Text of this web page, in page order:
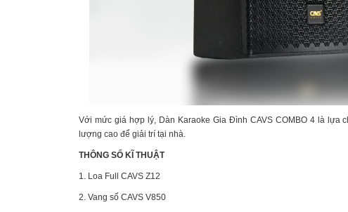
Với mức giá hợp lý, Dàn Karaoke Gia Đình CAVS COMBO 4 là lựa
lượng cao để giải trí tại nhà.
THÔNG SỐ KĨ THUẬT
1. Loa Full CAVS Z12
2. Vang số CAVS V850